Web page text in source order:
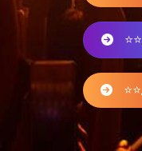
⭐⭐
⭐⭐